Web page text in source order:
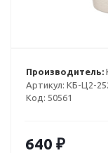
Производитель:
Артикул: КБ-Ц2-
Код: 50561
640 ₽